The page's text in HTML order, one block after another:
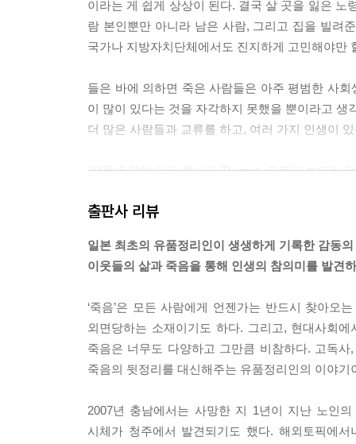
저자 후기
역자 후기
미주
이라는 게 쉽게 상상이 된다. 결국 살 곳을 잃은 노
람 본인뿐만 아니라 남은 사람, 그리고 집을 빌려
국가나 지방자치단체에서도 진지하게 고민해야만
들은 바에 의하면 죽은 사람들은 아주 평범한 사
이 많이 있다는 것을 자각하지 못했을 뿐이라고
더 많은 사람들과 교류를 하고, 여러 가지 인생이
2005년 말에 우리 회사가 TV 뉴스 프로에 보도된
사항이 있었지만 그 중에서도 가장 많았던 것이 노
“아저씨들은 뭐 하고 있는 거예요?”
신기하다는 듯이 나를 바라보고 있는 아이에게 아
그러자 “응~.”하고 머리를 끄덕이던 남자아이가
“아저씨들은 천국으로 이사하는 것을 도와주고 있
--- pp.189~190
출판사 리뷰
일본 최초의 유품정리인이 생생하게 기록한 감동
이웃들의 삶과 죽음을 통해 인생의 참의미를 발견
‘죽음’은 모든 사람에게 언젠가는 반드시 찾아
외면당하는 소재이기도 하다. 그리고, 현대사회
죽음은 너무도 다양하고 그만큼 비참하다. 고독
죽음의 뒷정리를 대신해주는 유품정리인의 이야기
2007년 충남에서는 사망한 지 1년이 지난 노인
시체가 청주에서 발견되기도 했다. 해외토픽에